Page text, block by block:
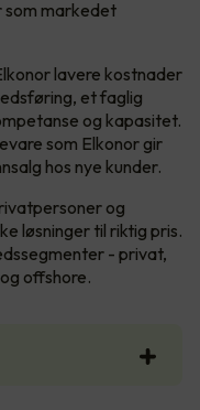
som markedet
lavere kostnader
et faglig
og kapasitet.
som Elkonor gir
hos nye kunder.
og
løsninger til riktig pris.
- privat,
offshore.